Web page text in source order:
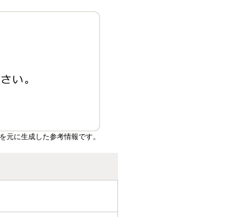
に生成した参考情報です。